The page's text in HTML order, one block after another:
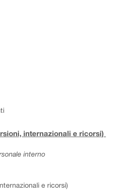
internazionali e ricorsi)
interno
e ricorsi)